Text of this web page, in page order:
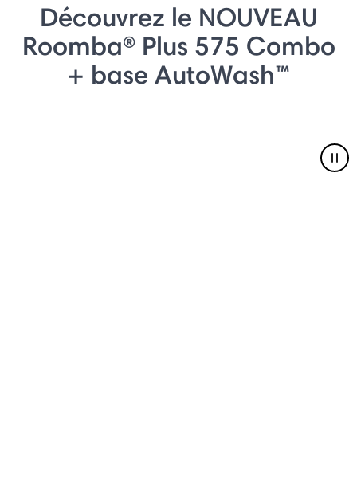
Découvrez le NOUVEAU
Roomba® Plus 575 Combo
+ base AutoWash™